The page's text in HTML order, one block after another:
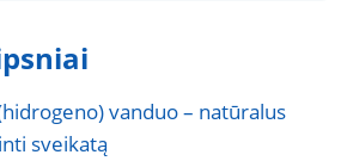
vanduo – natūralus
sveikatą